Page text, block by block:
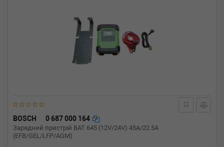
BOSCH 0 687 000 164
Зарядний пристрій BAT 645 (12V/24V) 45A/22.5A
(EFB/GEL/LFP/AGM)